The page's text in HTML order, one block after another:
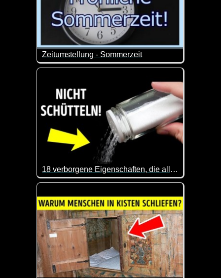
Zeitumstellung - Sommerzeit
Nur nochmal zur Erinnerung an die
18 verborgene Eigenschaften, die alltägliche Gegenstände fantastisch machen
Das ist mal wieder sehr interessant. Dass man